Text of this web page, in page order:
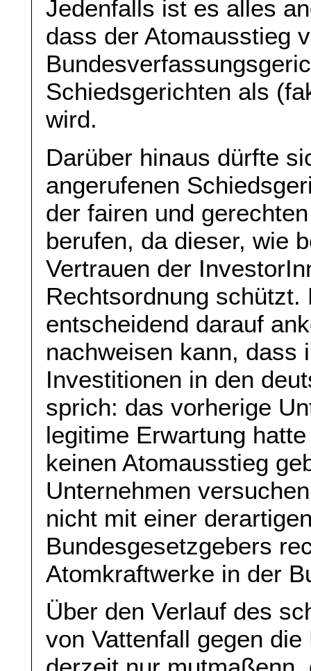
Jedenfalls ist es alles
dass der Atomausstieg
Schiedsgerichten als
wird.
Darüber hinaus dürfte
angerufenen
der fairen und
berufen, da dieser, wie
Vertrauen der
Rechtsordnung
entscheidend darauf
nachweisen kann, dass
Investitionen in den
sprich: das vorherige
legitime Erwartung
keinen Atomausstieg
Unternehmen
nicht mit einer
Bundesgesetzgebers
Atomkraftwerke in der
Über den Verlauf des
von Vattenfall gegen